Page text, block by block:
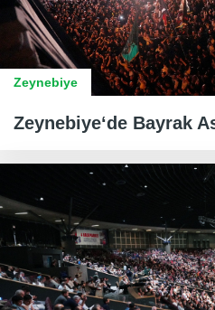
Zeynebiye
Zeynebiye‘de Bayrak